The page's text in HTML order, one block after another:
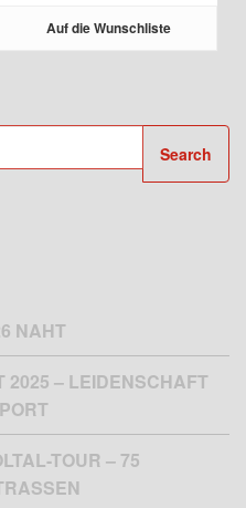
Auf die Wunschliste
Search
NAHT
2025 – LEIDENSCHAFT
TOUR – 75